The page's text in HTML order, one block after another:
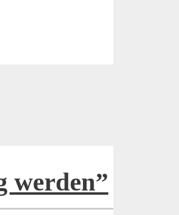
werden”